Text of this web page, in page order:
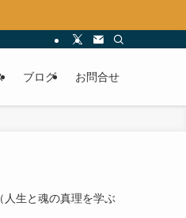
ブログ お問合せ
人生と魂の真理を学ぶ